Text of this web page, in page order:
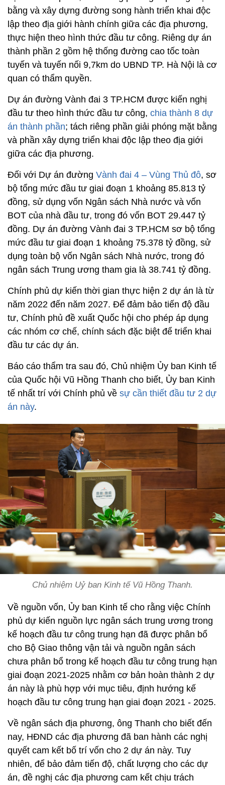
bằng và xây dựng đường song hành triển khai độc
lập theo địa giới hành chính giữa các địa phương,
thực hiện theo hình thức đầu tư công. Riêng dự án
thành phần 2 gồm hệ thống đường cao tốc toàn
tuyến và tuyến nối 9,7km do UBND TP. Hà Nội là cơ
quan có thẩm quyền.
Dự án đường Vành đai 3 TP.HCM được kiến nghị
đầu tư theo hình thức đầu tư công, chia thành 8 dự
án thành phần; tách riêng phần giải phóng mặt bằng
và phần xây dựng triển khai độc lập theo địa giới
giữa các địa phương.
Đối với Dự án đường Vành đai 4 – Vùng Thủ đô, sơ
bộ tổng mức đầu tư giai đoạn 1 khoảng 85.813 tỷ
đồng, sử dụng vốn Ngân sách Nhà nước và vốn
BOT của nhà đầu tư, trong đó vốn BOT 29.447 tỷ
đồng. Dự án đường Vành đai 3 TP.HCM sơ bộ tổng
mức đầu tư giai đoạn 1 khoảng 75.378 tỷ đồng, sử
dụng toàn bộ vốn Ngân sách Nhà nước, trong đó
ngân sách Trung ương tham gia là 38.741 tỷ đồng.
Chính phủ dự kiến thời gian thực hiện 2 dự án là từ
năm 2022 đến năm 2027. Để đảm bảo tiến độ đầu
tư, Chính phủ đề xuất Quốc hội cho phép áp dụng
các nhóm cơ chế, chính sách đặc biệt để triển khai
đầu tư các dự án.
Báo cáo thẩm tra sau đó, Chủ nhiệm Ủy ban Kinh tế
của Quốc hội Vũ Hồng Thanh cho biết, Ủy ban Kinh
tế nhất trí với Chính phủ về sự cần thiết đầu tư 2 dự
án này.
Chủ nhiệm Uỷ ban Kinh tế Vũ Hồng Thanh.
Về nguồn vốn, Ủy ban Kinh tế cho rằng việc Chính
phủ dự kiến nguồn lực ngân sách trung ương trong
kế hoạch đầu tư công trung hạn đã được phân bổ
cho Bộ Giao thông vận tải và nguồn ngân sách
chưa phân bổ trong kế hoạch đầu tư công trung hạn
giai đoạn 2021-2025 nhằm cơ bản hoàn thành 2 dự
án này là phù hợp với mục tiêu, định hướng kế
hoạch đầu tư công trung hạn giai đoạn 2021 - 2025.
Về ngân sách địa phương, ông Thanh cho biết đến
nay, HĐND các địa phương đã ban hành các nghị
quyết cam kết bố trí vốn cho 2 dự án này. Tuy
nhiên, để bảo đảm tiến độ, chất lượng cho các dự
án, đề nghị các địa phương cam kết chịu trách